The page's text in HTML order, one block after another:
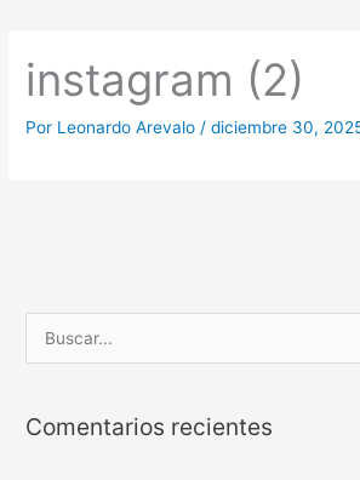
instagram (2)
Por Leonardo Arevalo /diciembre 30,
c
Comentarios recientes